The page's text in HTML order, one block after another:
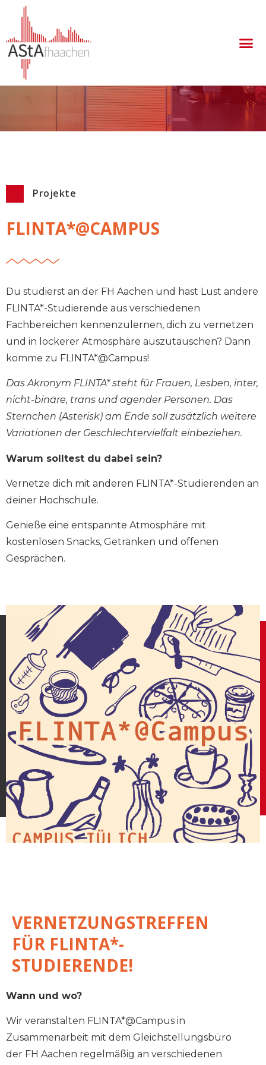
Projekte
FLINTA*@CAMPUS
Du studierst an der FH Aachen und hast Lust andere
FLINTA*-Studierende aus verschiedenen
Fachbereichen kennenzulernen, dich zu vernetzen
und in lockerer Atmosphäre auszutauschen? Dann
komme zu FLINTA*@Campus!
Das Akronym FLINTA* steht für Frauen, Lesben, inter,
nicht-binäre, trans und agender Personen. Das
Sternchen (Asterisk) am Ende soll zusätzlich weitere
Variationen der Geschlechtervielfalt einbeziehen.
Warum solltest du dabei sein?
Vernetze dich mit anderen FLINTA*-Studierenden an
deiner Hochschule.
Genieße eine entspannte Atmosphäre mit
kostenlosen Snacks, Getränken und offenen
Gesprächen.
VERNETZUNGSTREFFEN
FÜR FLINTA*-
STUDIERENDE!
Wann und wo?
Wir veranstalten FLINTA*@Campus in
Zusammenarbeit mit dem Gleichstellungsbüro
der FH Aachen regelmäßig an verschiedenen